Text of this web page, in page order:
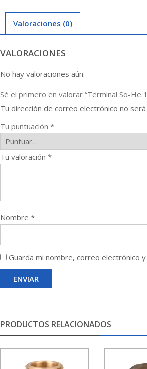
Valoraciones (0)
VALORACIONES
No hay valoraciones aún.
Sé el primero en valorar “Terminal So-He
Tu dirección de correo electrónico no será
Tu puntuación *
Tu valoración *
Nombre *
Guarda mi nombre, correo electrónico
PRODUCTOS RELACIONADOS